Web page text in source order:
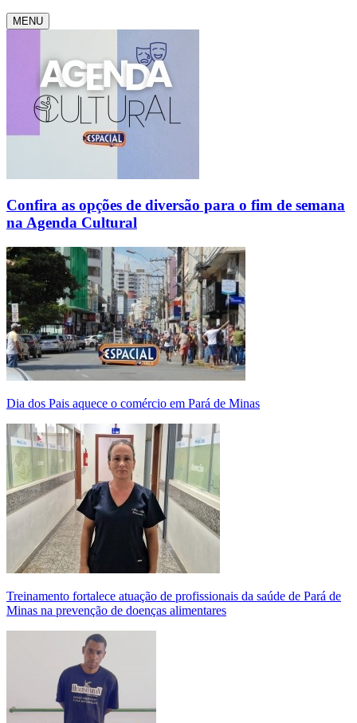
MENU
Confira as opções de diversão para o fim de semana
na Agenda Cultural
Dia dos Pais aquece o comércio em Pará de Minas
Treinamento fortalece atuação de profissionais da saúde de Pará de
Minas na prevenção de doenças alimentares